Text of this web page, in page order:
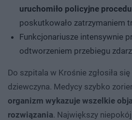
uruchomiło policyjne
poskutkowało zatrzymaniem
Funkcjonariusze intensywnie
odtworzeniem przebiegu
Do szpitala w Krośnie zgłosiła
dziewczyna. Medycy szybko
organizm wykazuje wszelkie
rozwiązania. Największy